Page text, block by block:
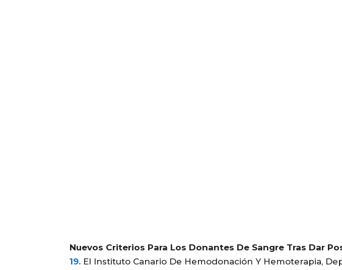
Nuevos Criterios Para Los Donantes De Sangre Tras Dar
19. El Instituto Canario De Hemodonación Y Hemoterapia,